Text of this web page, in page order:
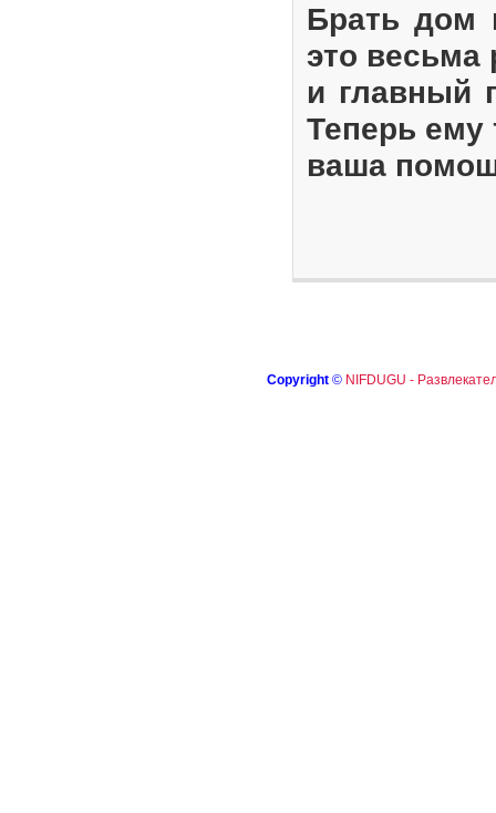
Брать дом
это весьма
и главный
Теперь ему
ваша
Copyright © NIFDUGU -